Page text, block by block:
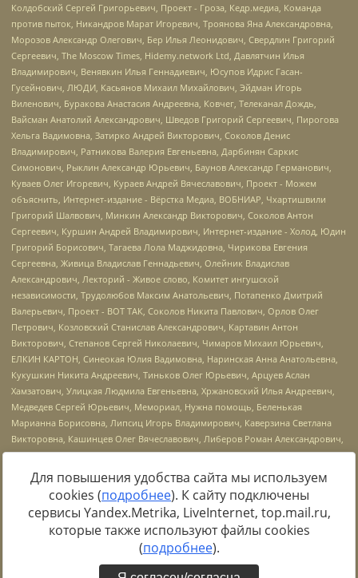
https://minjust.gov.ru/uploaded/files/reestr-
inostrannyih-agentov-22-03-2024.pdfданные на22.03.2024
Для повышения удобства сайта мы используем
cookies (подробнее). К сайту подключены
сервисы Yandex.Metrika, LiveInternet, top.mail.ru,
которые также используют файлы cookies
(подробнее).